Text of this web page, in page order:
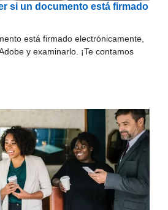
si un documento está firmado
está firmado electrónicamente,
y examinarlo. ¡Te contamos